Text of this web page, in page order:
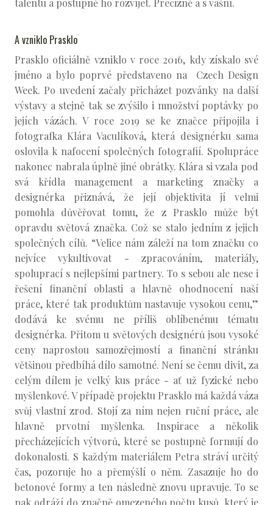
talentu a postupně ho rozvíjet. Precizně a s vášní.
A vzniklo Prasklo
Prasklo oficiálně vzniklo v roce 2016, kdy získalo své
jméno a bylo poprvé představeno na Czech Design
Week. Po uvedení začaly přicházet pozvánky na další
výstavy a stejně tak se zvýšilo i množství poptávky po
jejích vázách. V roce 2019 se ke značce připojila i
fotografka Klára Vaculíková, která designérku sama
oslovila k nafocení společných fotografií. Spolupráce
nakonec nabrala úplně jiné obrátky. Klára si vzala pod
svá křídla management a marketing značky a
designérka přiznává, že její objektivita jí velmi
pomohla důvěřovat tomu, že z Prasklo může být
opravdu světová značka. Což se stalo jedním z jejich
společných cílů. “Velice nám záleží na tom značku co
nejvíce vykultivovat - zpracováním, materiály,
spoluprací s nejlepšími partnery. To s sebou ale nese i
řešení finanční oblasti a hlavně ohodnocení naší
práce, které tak produktům nastavuje vysokou cenu,”
dodává ke svému ne příliš oblíbenému tématu
designérka. Přitom u světových designérů jsou vysoké
ceny naprostou samozřejmostí a finanční stránku
většinou předbíhá dílo samotné. Není se čemu divit, za
celým dílem je velký kus práce - ať už fyzické nebo
myšlenkové. V případě projektu Prasklo má každá váza
svůj vlastní zrod. Stojí za ním nejen ruční práce, ale
hlavně prvotní myšlenka. Inspirace a několik
přecházejících výtvorů, které se postupně formují do
dokonalosti. S každým materiálem Petra stráví určitý
čas, pozoruje ho a přemýšlí o něm. Zasazuje ho do
betonové formy a ten následně znovu upravuje. To se
pak odráží do značně omezeného počtu kusů, který je